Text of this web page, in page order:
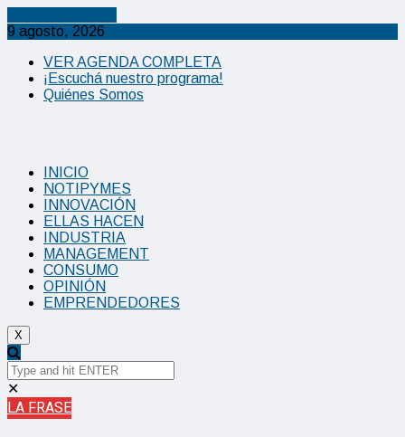
9 agosto, 2026
VER AGENDA COMPLETA
¡Escuchá nuestro programa!
Quiénes Somos
INICIO
NOTIPYMES
INNOVACIÓN
ELLAS HACEN
INDUSTRIA
MANAGEMENT
CONSUMO
OPINIÓN
EMPRENDEDORES
X
✕
LA FRASE